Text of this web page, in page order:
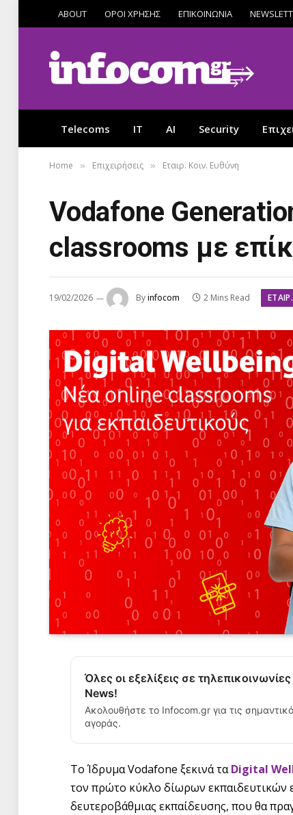
ABOUT ΟΡΟΙ ΧΡΗΣΗΣ ΕΠΙΚΟΙΝΩΝΙΑ
Telecoms IT AI Security
Home » Επιχειρήσεις » Εταιρ. Κοιν. Ευθύνη
Vodafone
classrooms με
19/02/2026 Byinfocom 2 Mins Read
Όλες οι εξελίξεις σε
News!
Ακολουθήστε το Infocom.gr για τις
αγοράς.
Το Ίδρυμα Vodafone ξεκινά ταDigital
τον πρώτο κύκλο δίωρων εκπαιδευτικών
δευτεροβάθμιας εκπαίδευσης, που θα